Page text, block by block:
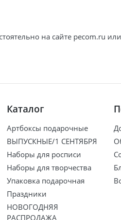
на сайте pecom.ru
Каталог
Артбоксы подарочные
ВЫПУСКНЫЕ/1 СЕНТЯБРЯ
Наборы для росписи
Наборы для творчества
Упаковка подарочная
Праздники
НОВОГОДНЯЯ
РАСПРОДАЖА